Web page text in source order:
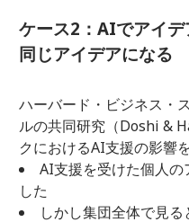
ケース2：AIでアイ
同じアイデアになる
ハーバード・ビジネス・
ルの共同研究（Doshi &
クにおけるAI支援の影響を
AI支援を受けた個人の
した
しかし集団全体で見る